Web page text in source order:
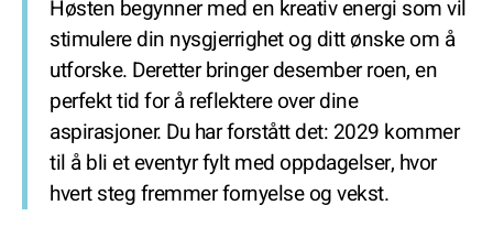
Høsten begynner med en kreativ energi som vil
stimulere din nysgjerrighet og ditt ønske om å
utforske. Deretter bringer desember roen, en
perfekt tid for å reflektere over dine
aspirasjoner. Du har forstått det: 2029 kommer
til å bli et eventyr fylt med oppdagelser, hvor
hvert steg fremmer fornyelse og vekst.